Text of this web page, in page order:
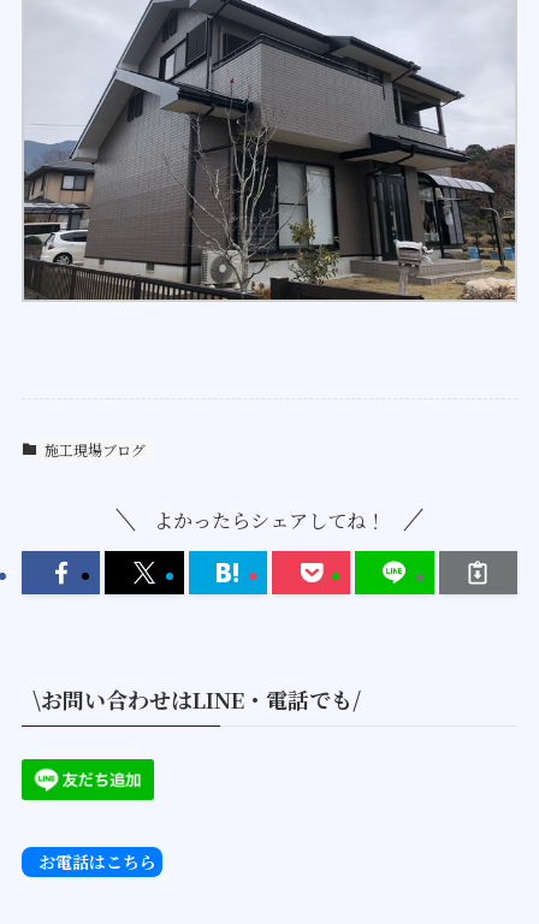
施工現場ブログ
よかったらシェアしてね！
\お問い合わせはLINE・電話でも/
お電話はこちら